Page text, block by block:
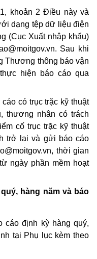
khoản 2 Điều này và
dạng tệp dữ liệu điện
(Cục Xuất nhập khẩu)
. Sau khi
Thương thông báo vận
hiện báo cáo qua
có trục trặc kỹ thuật
thương nhân có trách
cố trục trặc kỹ thuật
trở lại và gửi báo cáo
, thời gian
ngày phần mềm hoạt
hàng năm và báo
cáo định kỳ hàng quý,
tại Phụ lục kèm theo